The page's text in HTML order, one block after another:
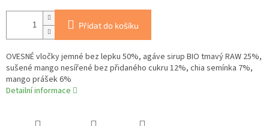
Přidat do košíku
OVESNÉ vločky jemné bez lepku 50%, agáve sirup BIO tmavý RAW 25%,
sušené mango nesířené bez přidaného cukru 12%, chia semínka 7%,
mango prášek 6%
Detailní informace